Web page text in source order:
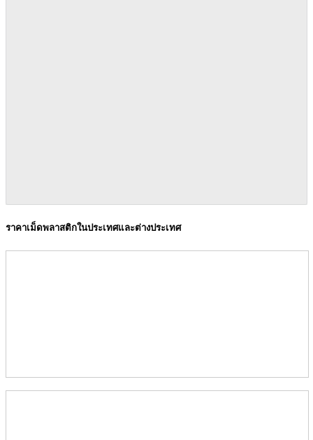
ราคาเม็ดพลาสติกในประเทศและต่างประเทศ